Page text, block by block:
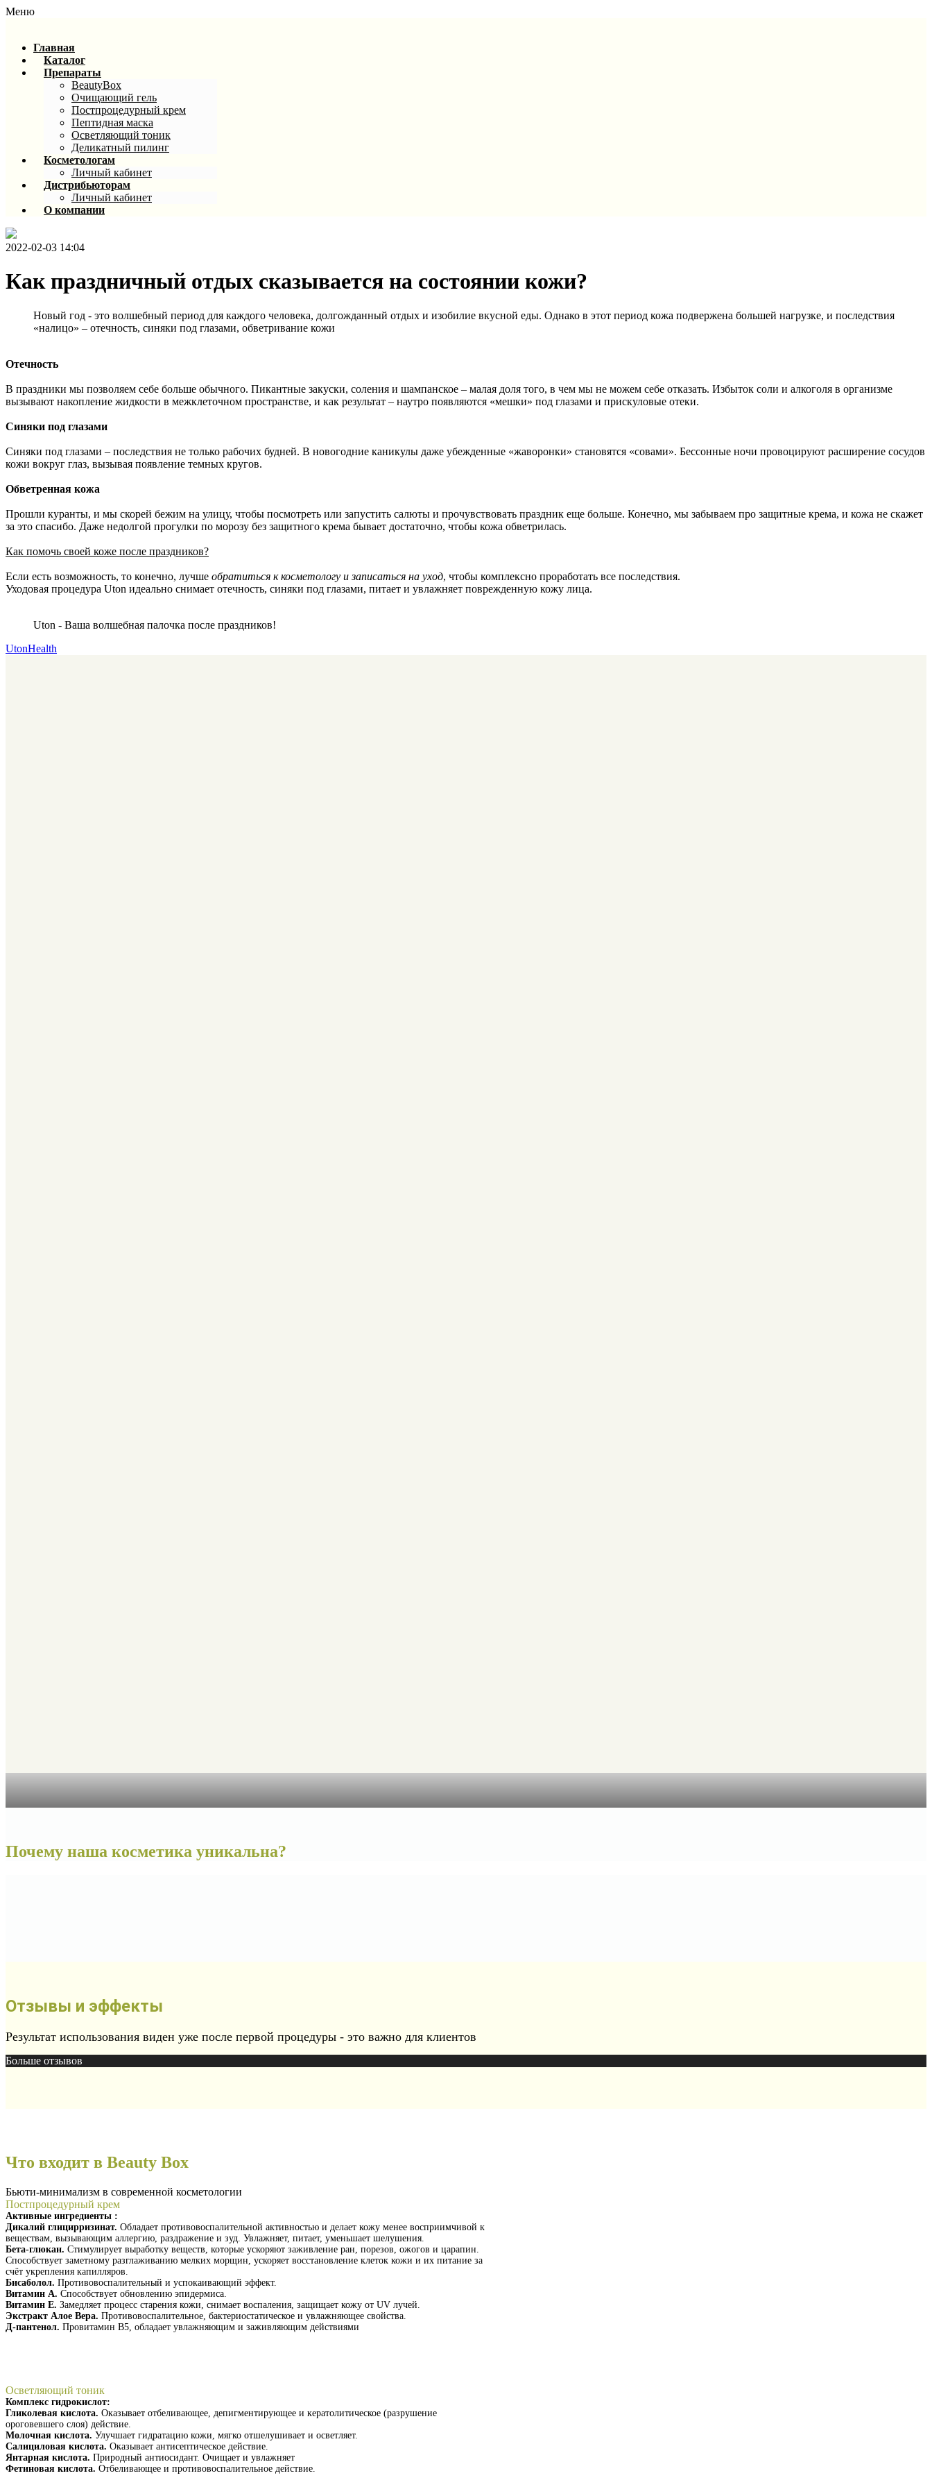
Меню
Главная
Каталог
Препараты
BeautyBox
Очищающий гель
Постпроцедурный крем
Пептидная маска
Осветляющий тоник
Деликатный пилинг
Косметологам
Личный кабинет
Дистрибьюторам
Личный кабинет
О компании
2022-02-03 14:04
Как праздничный отдых сказывается на состоянии кожи?
Новый год - это волшебный период для каждого человека, долгожданный отдых и изобилие вкусной еды. Однако в этот период кожа подвержена большей нагрузке, и последствия
«налицо» – отечность, синяки под глазами, обветривание кожи
Отечность
В праздники мы позволяем себе больше обычного. Пикантные закуски, соления и шампанское – малая доля того, в чем мы не можем себе отказать. Избыток соли и алкоголя в организме
вызывают накопление жидкости в межклеточном пространстве, и как результат – наутро появляются «мешки» под глазами и прискуловые отеки.
Синяки под глазами
Синяки под глазами – последствия не только рабочих будней. В новогодние каникулы даже убежденные «жаворонки» становятся «совами». Бессонные ночи провоцируют расширение сосудов
кожи вокруг глаз, вызывая появление темных кругов.
Обветренная кожа
Прошли куранты, и мы скорей бежим на улицу, чтобы посмотреть или запустить салюты и прочувствовать праздник еще больше. Конечно, мы забываем про защитные крема, и кожа не скажет
за это спасибо. Даже недолгой прогулки по морозу без защитного крема бывает достаточно, чтобы кожа обветрилась.
Как помочь своей коже после праздников?
Если есть возможность, то конечно, лучше обратиться к косметологу и записаться на уход, чтобы комплексно проработать все последствия.
Уходовая процедура Uton идеально снимает отечность, синяки под глазами, питает и увлажняет поврежденную кожу лица.
Uton - Ваша волшебная палочка после праздников!
UtonHealth
Почему наша косметика уникальна?
Отзывы и эффекты
Результат использования виден уже после первой процедуры - это важно для клиентов
Больше отзывов
Что входит в Beauty Box
Бьюти-минимализм в современной косметологии
Постпроцедурный крем
Активные ингредиенты :
Дикалий глицирризинат. Обладает противовоспалительной активностью и делает кожу менее восприимчивой к
веществам, вызывающим аллергию, раздражение и зуд. Увлажняет, питает, уменьшает шелушения.
Бета-глюкан. Стимулирует выработку веществ, которые ускоряют заживление ран, порезов, ожогов и царапин.
Способствует заметному разглаживанию мелких морщин, ускоряет восстановление клеток кожи и их питание за
счёт укрепления капилляров.
Бисаболол. Противовоспалительный и успокаивающий эффект.
Витамин А. Способствует обновлению эпидермиса.
Витамин Е. Замедляет процесс старения кожи, снимает воспаления, защищает кожу от UV лучей.
Экстракт Алое Вера. Противовоспалительное, бактериостатическое и увлажняющее свойства.
Д-пантенол. Провитамин В5, обладает увлажняющим и заживляющим действиями
Осветляющий тоник
Комплекс гидрокислот:
Гликолевая кислота. Оказывает отбеливающее, депигментирующее и кератолитическое (разрушение
ороговевшего слоя) действие.
Молочная кислота. Улучшает гидратацию кожи, мягко отшелушивает и осветляет.
Салициловая кислота. Оказывает антисептическое действие.
Янтарная кислота. Природный антиосидант. Очищает и увлажняет
Фетиновая кислота. Отбеливающее и противовоспалительное действие.